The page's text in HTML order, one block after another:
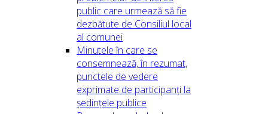
public care urmează să fie
dezbătute de Consiliul local
al comunei
Minutele în care se
consemnează, în rezumat,
punctele de vedere
exprimate de participanți la
ședințele publice